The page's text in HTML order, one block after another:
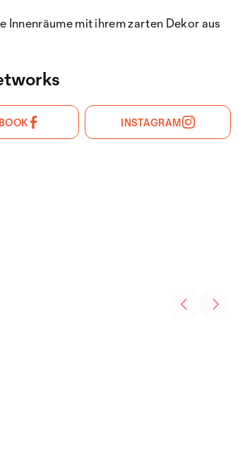
mit ihrem zarten Dekor aus
INSTAGRAM